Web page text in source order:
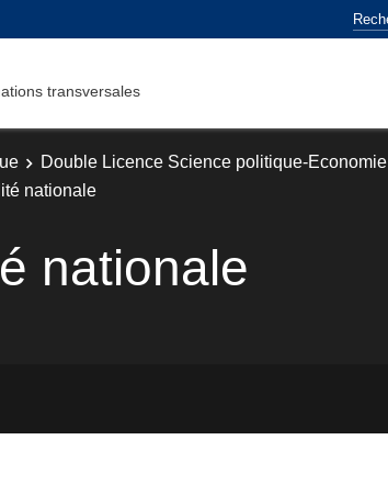
transversales
Double Licence Science politique-Economie
nationale
nationale